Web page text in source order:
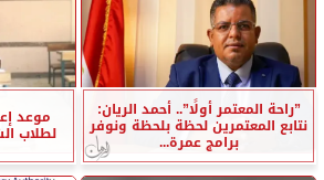
”راحة المعتمر أولًا”.. أحمد الريان:
نتابع المعتمرين لحظة بلحظة ونوفر
برامج عمرة...
موعد
لطلاب